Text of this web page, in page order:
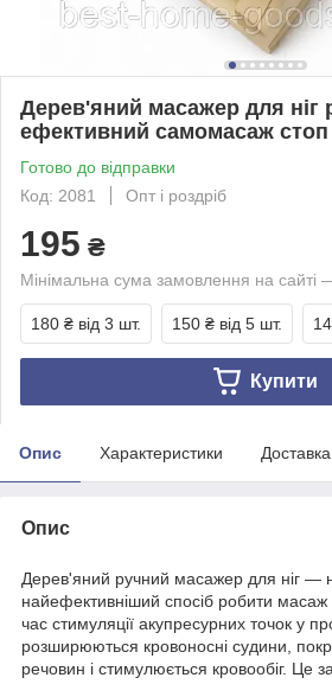
Дерев'яний масажер для
ефективний самомасаж стоп
Готово до відправки
Код: 2081
Опт і роздріб
195 ₴
Мінімальна сума замовлення на сайті
180 ₴ від 3 шт. 150 ₴ від 5 шт.
Купити
Опис Характеристики Доставка
Опис
Дерев'яний ручний масажер для ніг —
найефективніший спосіб робити масаж
час стимуляції акупресурних точок у
розширюються кровоносні судини,
речовин і стимулюється кровообіг. Це